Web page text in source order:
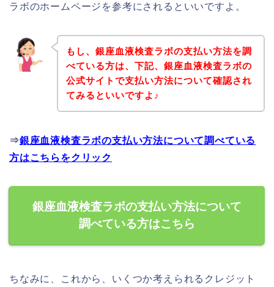
ラボのホームページを参考にされるといいですよ。
もし、銀座血液検査ラボの支払い方法を調
べている方は、下記、銀座血液検査ラボの
公式サイトで支払い方法について確認され
てみるといいですよ♪
⇒銀座血液検査ラボの支払い方法について調べている
方はこちらをクリック
銀座血液検査ラボの支払い方法について
調べている方はこちら
ちなみに、これから、いくつか考えられるクレジット